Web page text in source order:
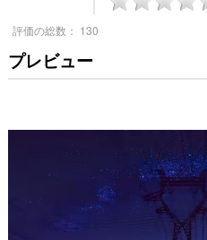
評価の総数： 130
プレビュー